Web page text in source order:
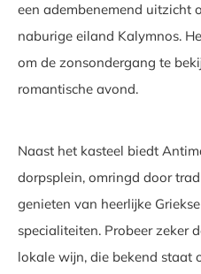
een adembenemend uitzicht
naburige eiland Kalymnos.
om de zonsondergang te
romantische avond.
Naast het kasteel biedt
dorpsplein, omringd door
genieten van heerlijke
specialiteiten. Probeer zeker
lokale wijn, die bekend staat